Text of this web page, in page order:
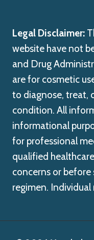
Legal Disclaimer:
website have not
and Drug
are for cosmetic
to diagnose, treat,
condition. All
informational
for professional
qualified
concerns or
regimen. Individual